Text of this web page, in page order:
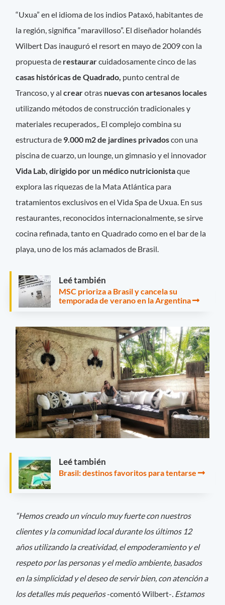
“Uxua” en el idioma de los indios Pataxó, habitantes de
la región, significa “maravilloso”. El diseñador holandés
Wilbert Das inauguró el resort en mayo de 2009 con la
propuesta de restaurarcuidadosamente cinco de las
casas históricas de Quadrado, punto central de
Trancoso, y alcrearotras nuevas con artesanos locales
utilizando métodos de construcción tradicionales y
materiales recuperados,. El complejo combina su
estructura de 9.000 m2 de jardines privadoscon una
piscina de cuarzo, un lounge, un gimnasio y el innovador
Vida Lab, dirigido por un médico nutricionistaque
explora las riquezas de la Mata Atlántica para
tratamientos exclusivos en el Vida Spa de Uxua. En sus
restaurantes, reconocidos internacionalmente, se sirve
cocina refinada, tanto en Quadrado como en el bar de la
playa, uno de los más aclamados de Brasil.
Leé también
MSC prioriza a Brasil y cancela su
temporada de verano en la Argentina
Leé también
Brasil: destinos favoritos para tentarse
“Hemos creado un vínculo muy fuerte con nuestros
clientes y la comunidad local durante los últimos 12
años utilizando la creatividad, el empoderamiento y el
respeto por las personas y el medio ambiente, basados ​​
en la simplicidad y el deseo de servir bien, con atención a
los detalles más pequeños-comentó Wilbert-. Estamos